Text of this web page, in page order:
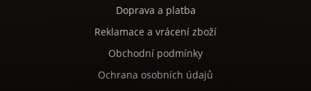
Doprava a platba
Reklamace a vrácení zboží
Obchodní podmínky
Ochrana osobních údajů